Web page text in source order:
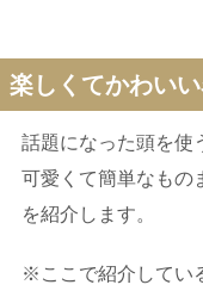
楽しくてかわい
話題になった頭を使
可愛くて簡単なもの
を紹介します。
※ここで紹介してい